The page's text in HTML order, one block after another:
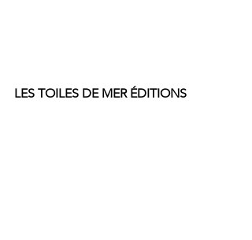
LES TOILES DE MER ÉDITIONS